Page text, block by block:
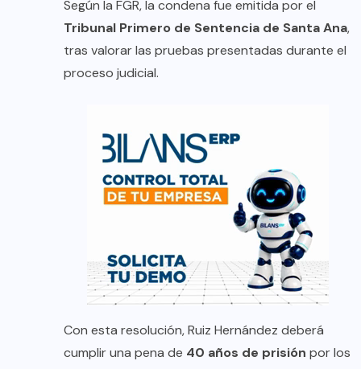
Según la FGR, la condena fue emitida por el
Tribunal Primero de Sentencia de Santa Ana,
tras valorar las pruebas presentadas durante el
proceso judicial.
Con esta resolución, Ruiz Hernández deberá
cumplir una pena de 40 años de prisión por los